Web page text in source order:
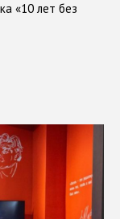
«10 лет без